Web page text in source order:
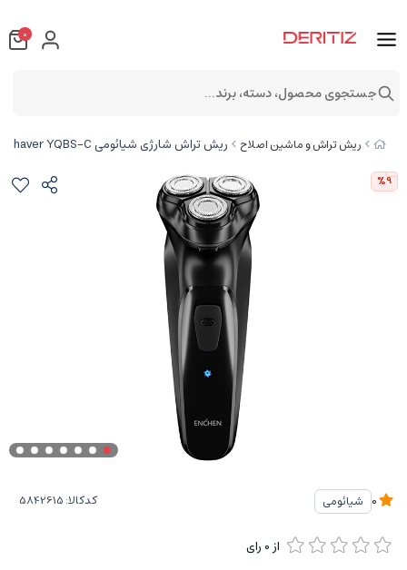
ریش تراش و ماشین اصلاح ریش تراش شارژی شیائومی Xiaomi Enchen Blackstone-c Electric Shaver YQBS-C
%9
شیائومی کدکالا:
از 0 رای
0
جستجوی محصول، دسته، برند...